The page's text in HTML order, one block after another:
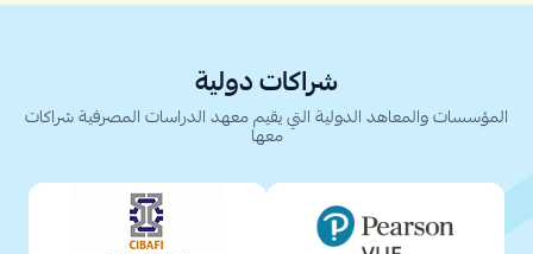
شراكات دولية
المؤسسات والمعاهد الدولية التي يقيم معهد الدراسات المصرفية شراكات
معها